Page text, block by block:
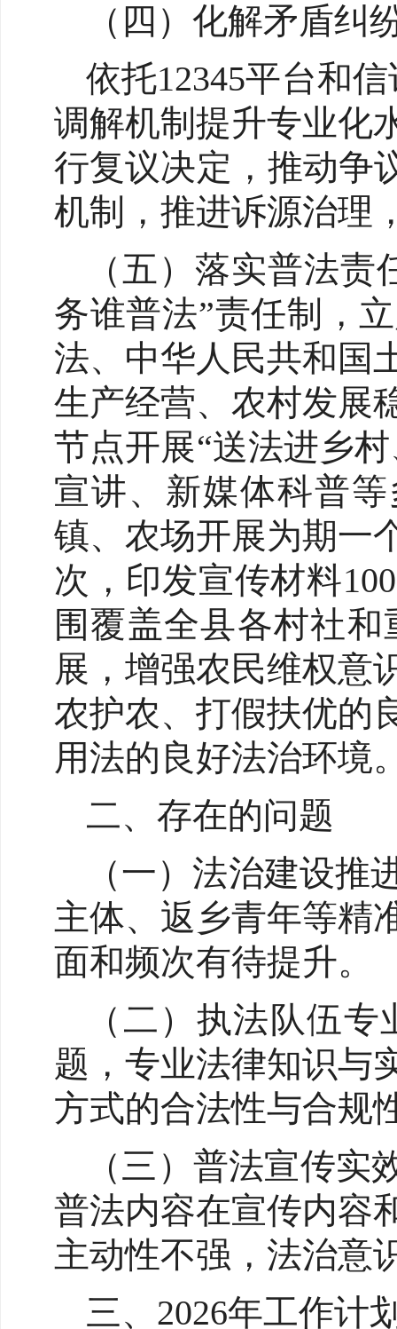
（四）化解矛盾纠
依托12345平台和
调解机制提升专业化
行复议决定，推动争
机制，推进诉源治理
（五）落实普法
务谁普法”责任制，
法、中华人民共和国
生产经营、农村发展
节点开展“送法进乡
宣讲、新媒体科普
镇、农场开展为期一
次，印发宣传材料
围覆盖全县各村社
展，增强农民维权意
农护农、打假扶优的
用法的良好法治环境
二、存在的问题
（一）法治建设
主体、返乡青年等精
面和频次有待提升。
（二）执法队伍
题，专业法律知识与
方式的合法性与合规
（三）普法宣传
普法内容在宣传内容
主动性不强，法治意
三、2026年工作计